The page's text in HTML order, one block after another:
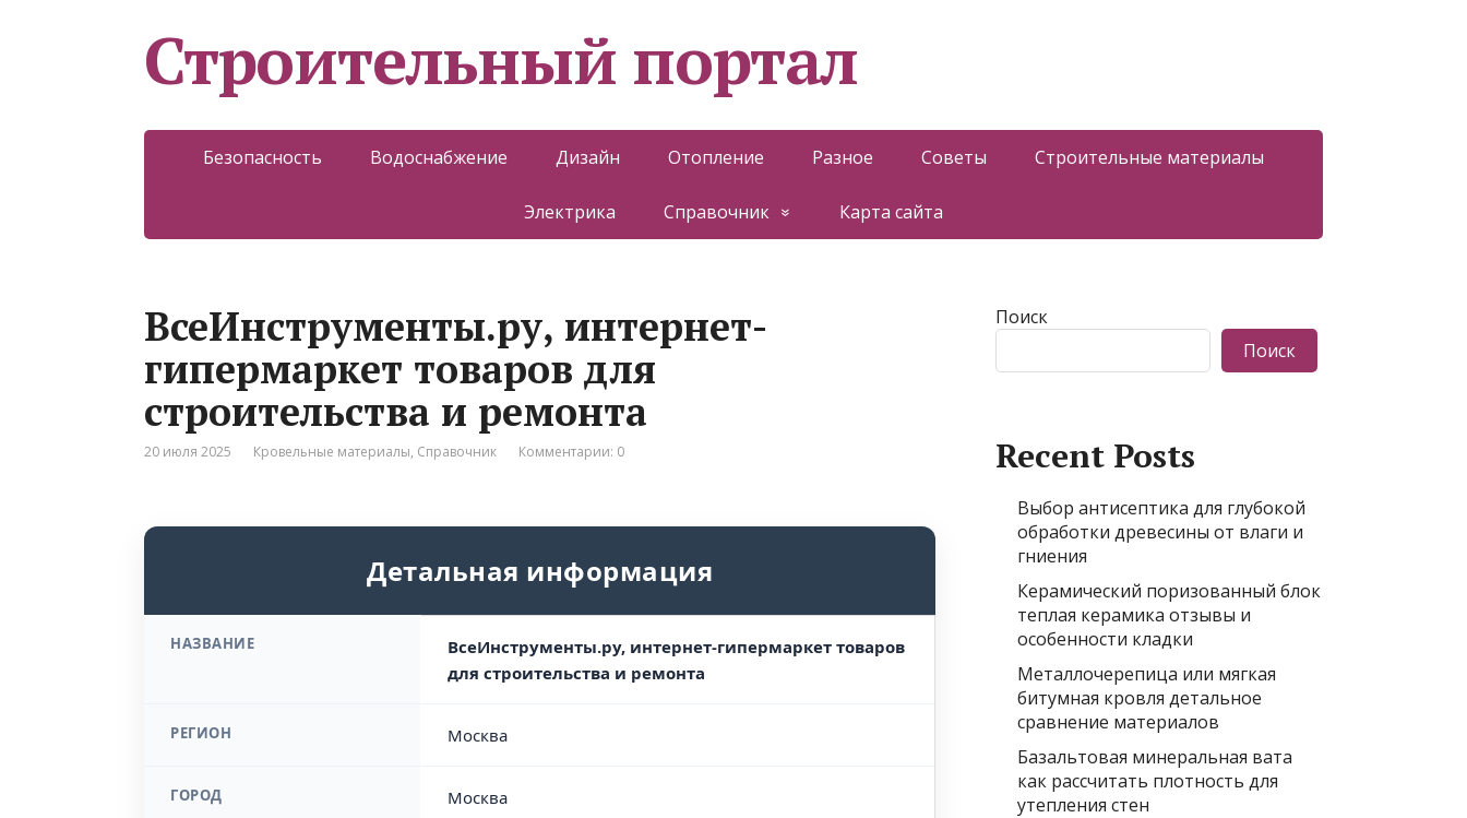
Строительный портал
Безопасность Водоснабжение Дизайн Отопление Разное Советы Строительные материалы
Электрика Справочник Карта сайта
ВсеИнструменты.ру, интернет-
гипермаркет товаров для
строительства и ремонта
20 июля 2025 Кровельные материалы, Справочник Комментарии: 0
Детальная информация
НАЗВАНИЕ
ВсеИнструменты.ру, интернет-гипермаркет товаров
для строительства и ремонта
РЕГИОН Москва
ГОРОД Москва
Поиск
Поиск
Recent Posts
Выбор антисептика для глубокой
обработки древесины от влаги и
гниения
Керамический поризованный блок
теплая керамика отзывы и
особенности кладки
Металлочерепица или мягкая
битумная кровля детальное
сравнение материалов
Базальтовая минеральная вата
как рассчитать плотность для
утепления стен